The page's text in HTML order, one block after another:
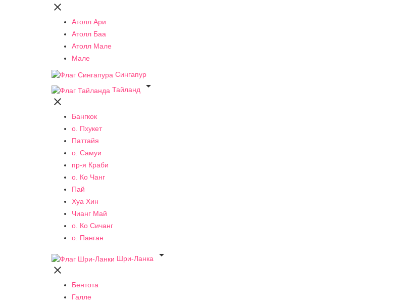

Атолл Ари
Атолл Баа
Атолл Мале
Мале
Сингапур
Тайланд


Бангкок
о. Пхукет
Паттайя
о. Самуи
пр-я Краби
о. Ко Чанг
Пай
Хуа Хин
Чианг Май
о. Ко Сичанг
о. Панган
Шри-Ланка


Бентота
Галле